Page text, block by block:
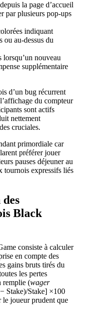
la page d’accueil
par plusieurs pop‑ups
indiquant
ou au-dessus du
nouveau
supplémentaire
d’un bug récurrent
du compteur
sont actifs
nettement
cruciales.
primordiale car
préférer jouer
pauses déjeuner au
tournois expressifs liés
Black
consiste à calculer
en compte des
gains bruts tirés du
les pertes
remplie (wager
Stake)/Stake] ×100
joueur prudent que